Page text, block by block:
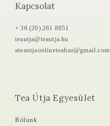
Kapcsolat
+ 36 (20) 261 8851
teautja@teautja.hu
ateautjaonlineteahaz@gmail.com
Tea Útja Egyesület
Rólunk